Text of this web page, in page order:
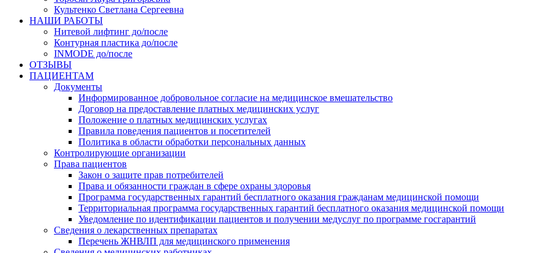
Культенко Светлана Сергеевна
НАШИ РАБОТЫ
Нитевой лифтинг до/после
Контурная пластика до/после
INMODE до/после
ОТЗЫВЫ
ПАЦИЕНТАМ
Документы
Информированное добровольное согласие на медицинское вмешательство
Договор на предоставление платных медицинских услуг
Положение о платных медицинских услугах
Правила поведения пациентов и посетителей
Политика в области обработки персональных данных
Контролирующие организации
Права пациентов
Закон о защите прав потребителей
Права и обязанности граждан в сфере охраны здоровья
Программа государственных гарантий бесплатного оказания гражданам медицинской помощи
Территориальная программа государственных гарантий бесплатного оказания медицинской помощи
Уведомление по идентификации пациентов и получении медуслуг по программе госгарантий
Сведения о лекарственных препаратах
Перечень ЖНВЛП для медицинского применения